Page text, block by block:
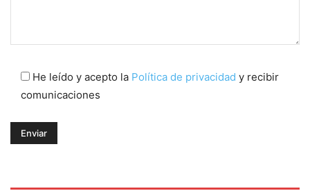
He leído y acepto la Política de privacidad y recibir
comunicaciones